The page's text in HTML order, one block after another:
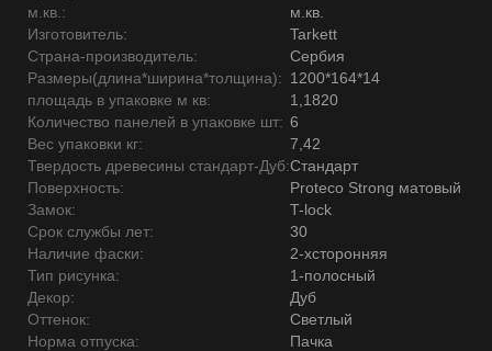
м.кв.:
м.кв.
Изготовитель:
Tarkett
Страна-производитель:
Сербия
Размеры(длина*ширина*толщина): 1200*164*14
площадь в упаковке м кв:
1,1820
Количество панелей в упаковке шт: 6
Вес упаковки кг:
7,42
Твердость древесины стандарт-Дуб:Стандарт
Поверхность:
Proteco Strong матовый
Замок:
T-lock
Срок службы лет:
30
Наличие фаски:
2-хсторонняя
Тип рисунка:
1-полосный
Декор:
Дуб
Оттенок:
Светлый
Норма отпуска:
Пачка